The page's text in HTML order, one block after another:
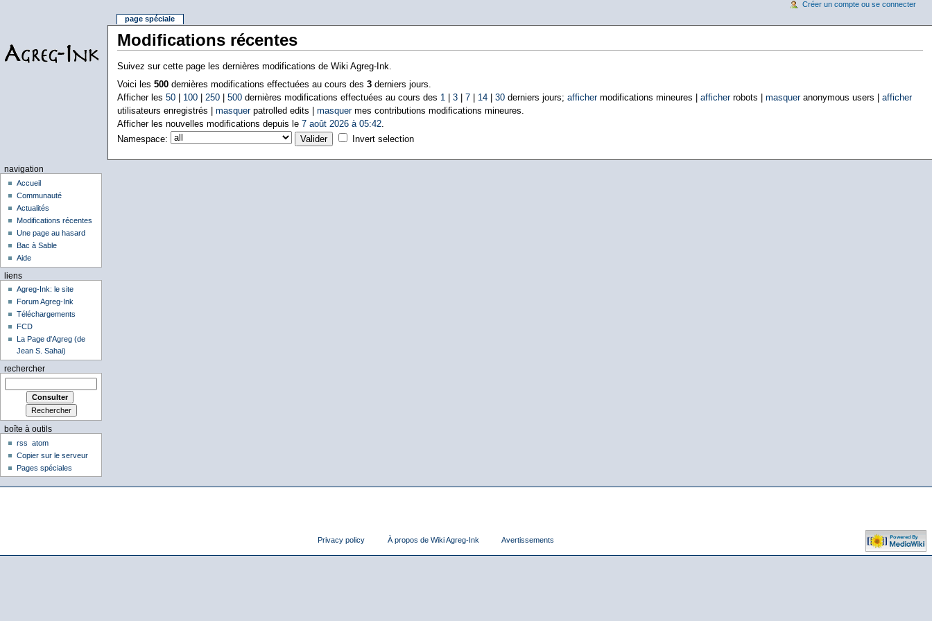
Modifications récentes
Suivez sur cette page les dernières modifications de Wiki Agreg-Ink.
Voici les 500dernières modifications effectuées au cours des 3derniers jours.
Afficher les 50| 100| 250| 500dernières modifications effectuées au cours des 1 3| 7| 14| 30derniers jours; affichermodifications mineures | afficherrobots | masqueranonymous users | afficher
utilisateurs enregistrés | masquerpatrolled edits | masquermes contributions modifications mineures.
Afficher les nouvelles modifications depuis le 7 août 2026 à 05:42.
Namespace:
Invert selection
page spéciale
Créer un compte ou se connecter
navigation
Accueil
Communauté
Actualités
Modifications récentes
Une page au hasard
Bac à Sable
Aide
liens
Agreg-Ink: le site
Forum Agreg-Ink
Téléchargements
FCD
La Page d'Agreg (de
Jean S. Sahai)
rechercher
boîte à outils
rss
atom
Copier sur le serveur
Pages spéciales
Privacy policy À propos de Wiki Agreg-Ink Avertissements